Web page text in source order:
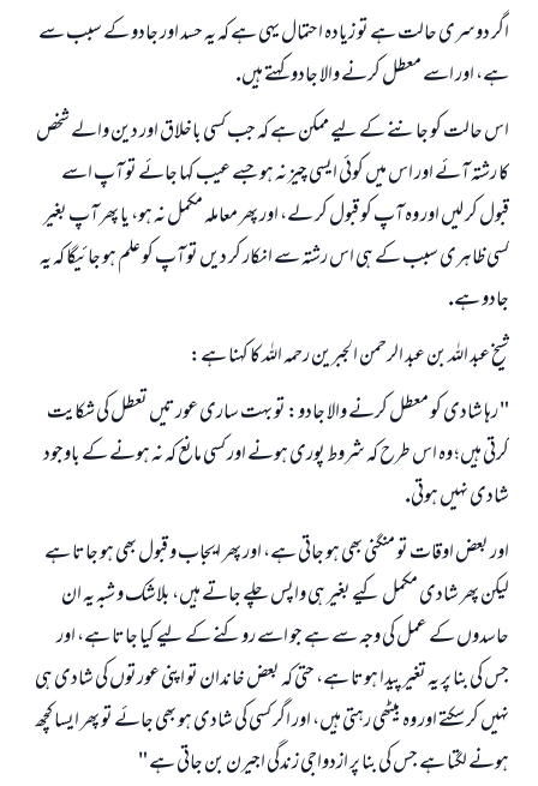
اگر دوسرى حالت ہے تو زيادہ احتمال يہى ہے كہ يہ حسد اور جادو كے سبب سے
ہے، اور اسے معطل كرنے والا جادو كہتے ہيں.
اس حالت كو جاننے كے ليے ممكن ہے كہ جب كسى باخلاق اور دين والے شخص
كا رشتہ آئے اور اس ميں كوئى ايسى چيز نہ ہو جسے عيب كہا جائے تو آپ اسے
قبول كر ليں اور وہ آپ كو قبول كر لے، اور پھر معاملہ مكمل نہ ہو، يا پھر آپ بغير
كسى ظاہرى سبب كے ہى اس رشتہ سے انكار كر ديں تو آپ كو علم ہو جائيگا كہ يہ
جادو ہے.
شيخ عبد اللہ بن عبد الرحمن الجبرين رحمہ اللہ كا كہنا ہے:
" رہا شادى كو معطل كرنے والا جادو: تو بہت سارى عورتيں تعطل كى شكايت
كرتى ہيں؛ وہ اس طرح كہ شروط پورى ہونے اور كسى مانع كہ نہ ہونے كے باوجود
شادى نہيں ہوتى.
اور بعض اوقات تو منگنى بھى ہو جاتى ہے، اور پھر ايجاب و قبول بھى ہو جاتا ہے
ليكن پھر شادى مكمل كيے بغير ہى واپس چلے جاتے ہيں، بلاشك و شبہ يہ ان
حاسدوں كے عمل كى وجہ سے ہے جو اسے روكنے كے ليے كيا جاتا ہے، اور
جس كى بنا پر يہ تغير پيدا ہوتا ہے، حتى كہ بعض خاندان تو اپنى عورتوں كى شادى ہى
نہيں كر سكتے اور وہ بيٹھى رہتى ہيں، اور اگر كسى كى شادى ہو بھى جائے تو پھر ايسا كچھ
ہونے لگتا ہے جس كى بنا پر ازدواجى زندگى اجيرن بن جاتى ہے "